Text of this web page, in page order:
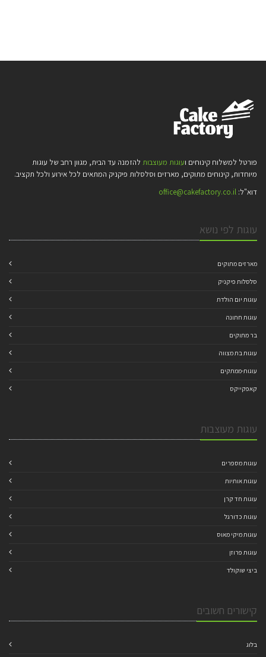
פורטל למשלוח קינוחים ועוגות מעוצבות להזמנה עד הבית, מגוון רחב של עוגות
מיוחדות, קינוחים מתוקים, מארזים וסלסלות פיקניק המתאים לכל אירוע ולכל תקציב.
דוא"ל: office@cakefactory.co.il
עוגות לפי נושא
מארזים מתוקים
סלסלות פיקניק
עוגות יום הולדת
עוגות חתונה
בר מתוקים
עוגות בת מצווה
עוגות-ממתקים
קאפקייקס
עוגות מעוצבות
עוגות מספרים
עוגות אותיות
עוגות חד קרן
עוגות כדורגל
עוגות מיקי מאוס
עוגות פרוזן
ביצי שוקולד
קישורים חשובים
בלוג